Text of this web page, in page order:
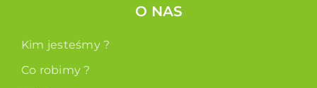
O NAS
Kim jesteśmy ?
Co robimy ?